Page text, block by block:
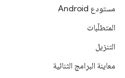
مستودع Android
المتطلّبات
التنزيل
معاينة البرامج الثنائية